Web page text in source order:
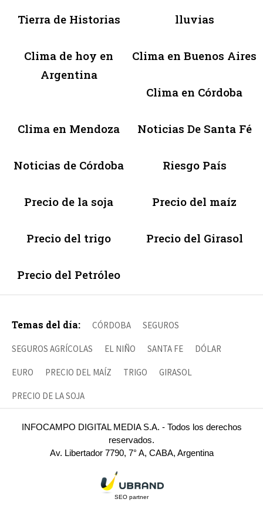
Tierra de Historias lluvias
Clima de hoy en
Argentina
Clima en Buenos Aires
Clima en Córdoba
Clima en Mendoza Noticias De Santa Fé
Noticias de Córdoba Riesgo País
Precio de la soja Precio del maíz
Precio del trigo Precio del Girasol
Precio del Petróleo
Temas del día: CÓRDOBA SEGUROS
SEGUROS AGRÍCOLAS EL NIÑO SANTA FE DÓLAR
EURO PRECIO DEL MAÍZ TRIGO GIRASOL
PRECIO DE LA SOJA
INFOCAMPO DIGITAL MEDIA S.A. - Todos los derechos
reservados.
Av. Libertador 7790, 7° A, CABA, Argentina
SEO partner